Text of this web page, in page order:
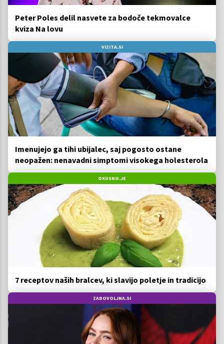
Peter Poles delil nasvete za bodoče tekmovalce
kviza Na lovu
VIZITA.SI
Imenujejo ga tihi ubijalec, saj pogosto ostane
neopažen: nenavadni simptomi visokega holesterola
OKUSNO.JE
7 receptov naših bralcev, ki slavijo poletje in tradicijo
ZADOVOLJNA.SI